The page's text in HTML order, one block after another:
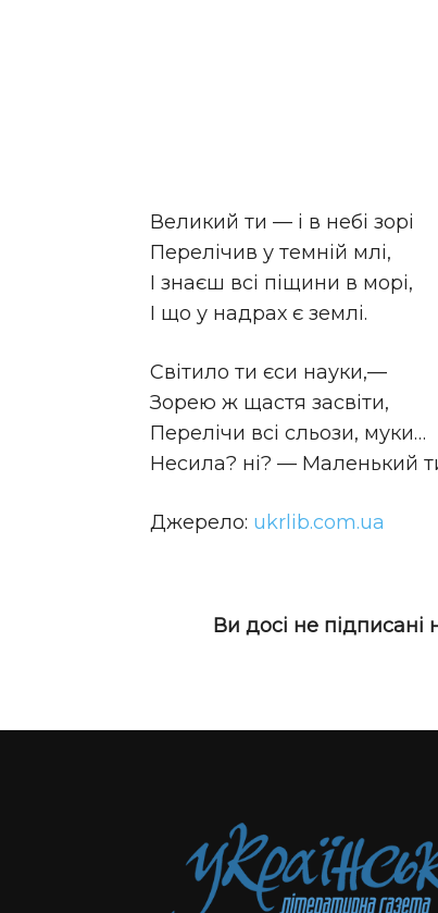
Великий ти — і в небі зорі
Перелічив у темній млі,
І знаєш всі піщини в морі,
І що у надрах є землі.
Світило ти єси науки,—
Зорею ж щастя засвіти,
Перелічи всі сльози, муки…
Несила? ні? — Маленький
Джерело: ukrlib.com.ua
Ви досі не підписані